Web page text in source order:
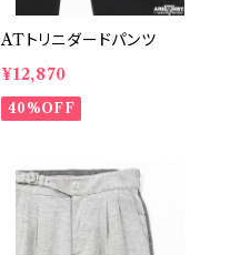
ATトリニダードパンツ
¥12,870
40%OFF